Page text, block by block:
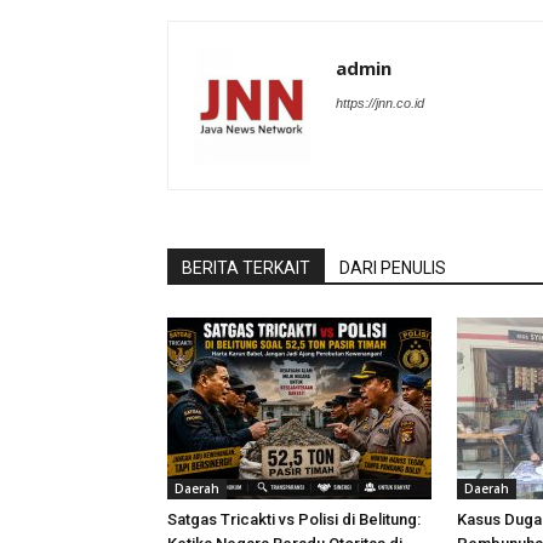
admin
https://jnn.co.id
BERITA TERKAIT DARI PENULIS
Daerah
Satgas Tricakti vs Polisi di Belitung:
Daerah
Kasus